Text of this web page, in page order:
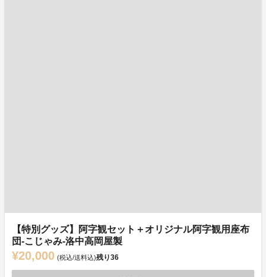
【特別グッズ】阿字観セット＋オリジナル阿字観用座布
団‐こじゃみ‐洛中高岡屋製
¥20,000 (税込/送料込)残り36